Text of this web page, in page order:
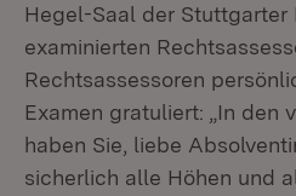
Hegel-Saal der
examinierten
Rechtsassessoren
Examen gratuliert: „In den
haben Sie, liebe
sicherlich alle Höhen und